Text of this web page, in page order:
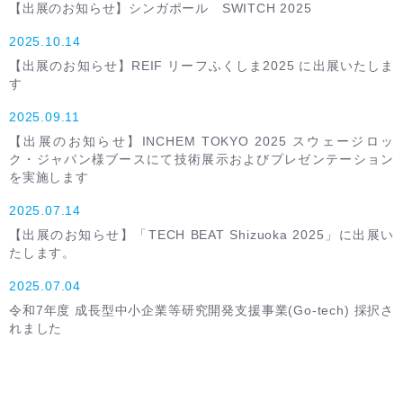
【出展のお知らせ】シンガポール SWITCH 2025
2025.10.14
【出展のお知らせ】REIF リーフふくしま2025 に出展いたしま
す
2025.09.11
【出展のお知らせ】INCHEM TOKYO 2025 スウェージロッ
ク・ジャパン様ブースにて技術展示およびプレゼンテーション
を実施します
2025.07.14
【出展のお知らせ】「TECH BEAT Shizuoka 2025」に出展い
たします。
2025.07.04
令和7年度 成長型中小企業等研究開発支援事業(Go-tech) 採択さ
れました